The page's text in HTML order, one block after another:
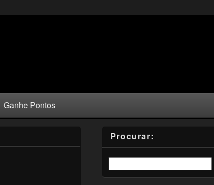
Ganhe Pontos
Procurar: